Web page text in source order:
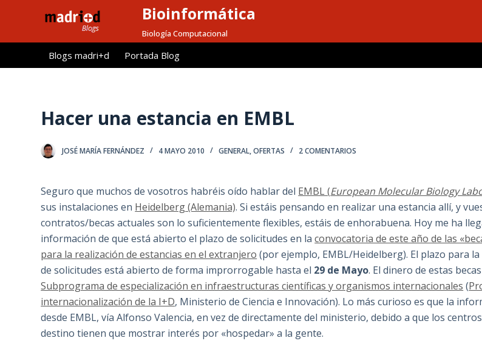
l
Bioinformática
Biología Computacional
Blogs madri+d Portada Blog
Hacer una estancia en EMBL
JOSÉ MARÍA FERNÁNDEZ 4 MAYO 2010 GENERAL,OFERTAS 2 COMENTARIOS
Seguro que muchos de vosotros habréis oído hablar del EMBL (European Molecular Biology
sus instalaciones en Heidelberg (Alemania). Si estáis pensando en realizar una estancia allí, y
contratos/becas actuales son lo suficientemente flexibles, estáis de enhorabuena. Hoy me ha
información de que está abierto el plazo de solicitudes en laconvocatoria de este año de las
para la realización de estancias en el extranjero (por ejemplo, EMBL/Heidelberg). El plazo para
de solicitudes está abierto de forma improrrogable hasta el 29 de Mayo. El dinero de estas
Subprograma de especialización en infraestructuras científicas y organismos internacionales (
internacionalización de la I+D, Ministerio de Ciencia e Innovación). Lo más curioso es que la
desde EMBL, vía Alfonso Valencia, en vez de directamente del ministerio, debido a que los
destino tienen que mostrar interés por «hospedar» a la gente.